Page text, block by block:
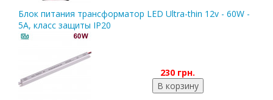
Блок питания трансформатор LED Ultra-thin 12v - 60W -
5A, класс защиты IP20
230 грн.